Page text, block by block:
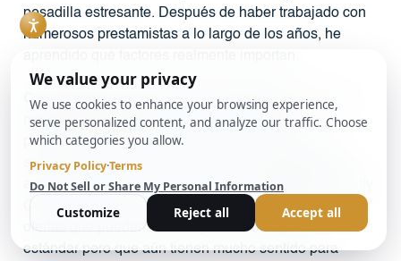
pesadilla estresante. Después de haber trabajado con
numerosos prestamistas a lo largo de los años, he
Capacidades internas de suscripciónseparar a los
mejores prestamistas del resto. Cuando los
prestamistas mantienen sus propios equipos de
suscripción, pueden tomar decisiones rápidamente y
adaptarse a situaciones únicas. En BrightBridge Realty
Capital, nuestro equipo interno nos permite evaluar
ofertas que pueden no encajar en los requisitos
estándar pero que aún tienen mucho sentido para